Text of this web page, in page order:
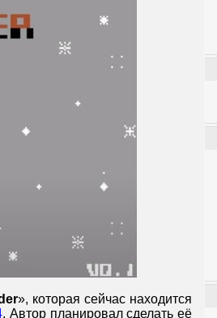
», которая сейчас находится
. Автор планировал сделать её